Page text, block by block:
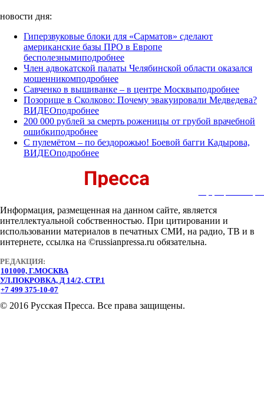
новости дня:
Гиперзвуковые блоки для «Сарматов» сделают
американские базы ПРО в Европе
бесполезнымиподробнее
Член адвокатской палаты Челябинской области оказался
мошенникомподробнее
Савченко в вышиванке – в центре Москвыподробнее
Позорище в Сколково: Почему эвакуировали Медведева?
ВИДЕОподробнее
200 000 рублей за смерть роженицы от грубой врачебной
ошибкиподробнее
С пулемётом – по бездорожью! Боевой багги Кадырова,
ВИДЕОподробнее
Информация, размещенная на данном сайте, является
интеллектуальной собственностью. При цитировании и
использовании материалов в печатных СМИ, на радио, ТВ и в
интернете, ссылка на ©russianpressa.ru обязательна.
РЕДАКЦИЯ:
101000, Г.МОСКВА
УЛ.ПОКРОВКА, Д 14/2, СТР.1
+7 499 375-10-07
© 2016 Русская Пресса. Все права защищены.